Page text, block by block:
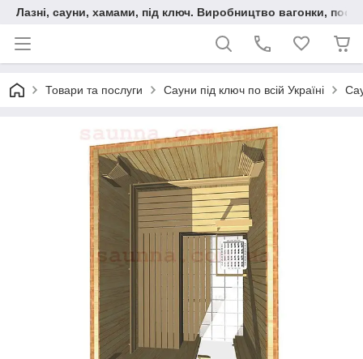
Лазні, сауни, хамами, під ключ. Виробництво вагонки,
Товари та послуги Сауни під ключ по всій Україні